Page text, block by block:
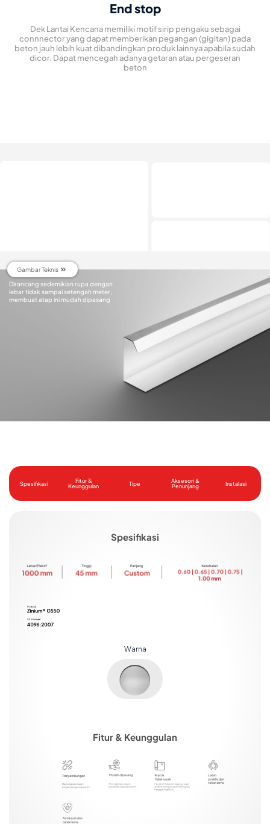
End stop
Dek Lantai Kencana memiliki motif sirip pengaku sebagai
connnector yang dapat memberikan pegangan (gigitan) pada
beton jauh lebih kuat dibandingkan produk lainnya apabila sudah
dicor. Dapat mencegah adanya getaran atau pergeseran
beton
Dirancang sedemikian rupa dengan
lebar tidak sampai setengah meter,
membuat atap ini mudah dipasang
Gambar Teknis
Spesifikasi
Fitur &
Keunggulan
Tipe
Aksesori &
Penunjang
Instalasi
Spesifikasi
Warna
Fitur & Keunggulan